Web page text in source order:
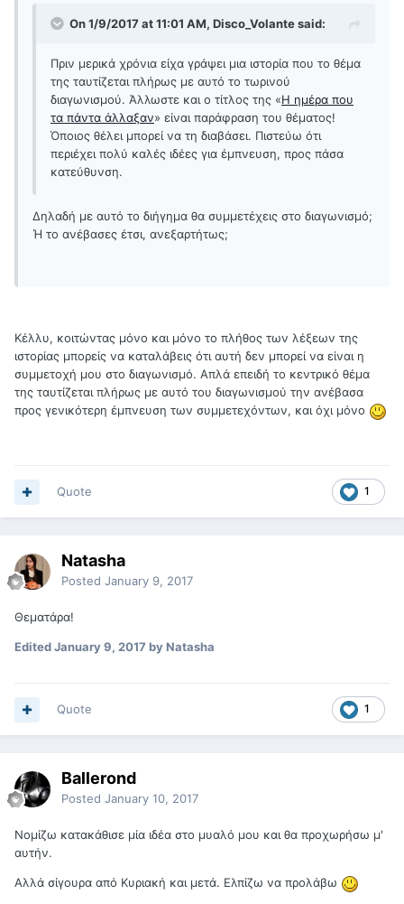
On 1/9/2017 at 11:01 AM, Disco_Volante said:
Πριν μερικά χρόνια είχα γράψει μια ιστορία που το θέμα
της ταυτίζεται πλήρως με αυτό το τωρινού
διαγωνισμού. Άλλωστε και ο τίτλος της «Η ημέρα που
τα πάντα άλλαξαν» είναι παράφραση του θέματος!
Όποιος θέλει μπορεί να τη διαβάσει. Πιστεύω ότι
περιέχει πολύ καλές ιδέες για έμπνευση, προς πάσα
κατεύθυνση.
Δηλαδή με αυτό το διήγημα θα συμμετέχεις στο διαγωνισμό;
Ή το ανέβασες έτσι, ανεξαρτήτως;
Κέλλυ, κοιτώντας μόνο και μόνο το πλήθος των λέξεων της
ιστορίας μπορείς να καταλάβεις ότι αυτή δεν μπορεί να είναι η
συμμετοχή μου στο διαγωνισμό. Απλά επειδή το κεντρικό θέμα
της ταυτίζεται πλήρως με αυτό του διαγωνισμού την ανέβασα
προς γενικότερη έμπνευση των συμμετεχόντων, και όχι μόνο
1
Quote
Natasha
Posted January 9, 2017
Θεματάρα!
EditedJanuary 9, 2017 by Natasha
1
Quote
Ballerond
Posted January 10, 2017
Νομίζω κατακάθισε μία ιδέα στο μυαλό μου και θα προχωρήσω μ'
αυτήν.
Αλλά σίγουρα από Κυριακή και μετά. Ελπίζω να προλάβω